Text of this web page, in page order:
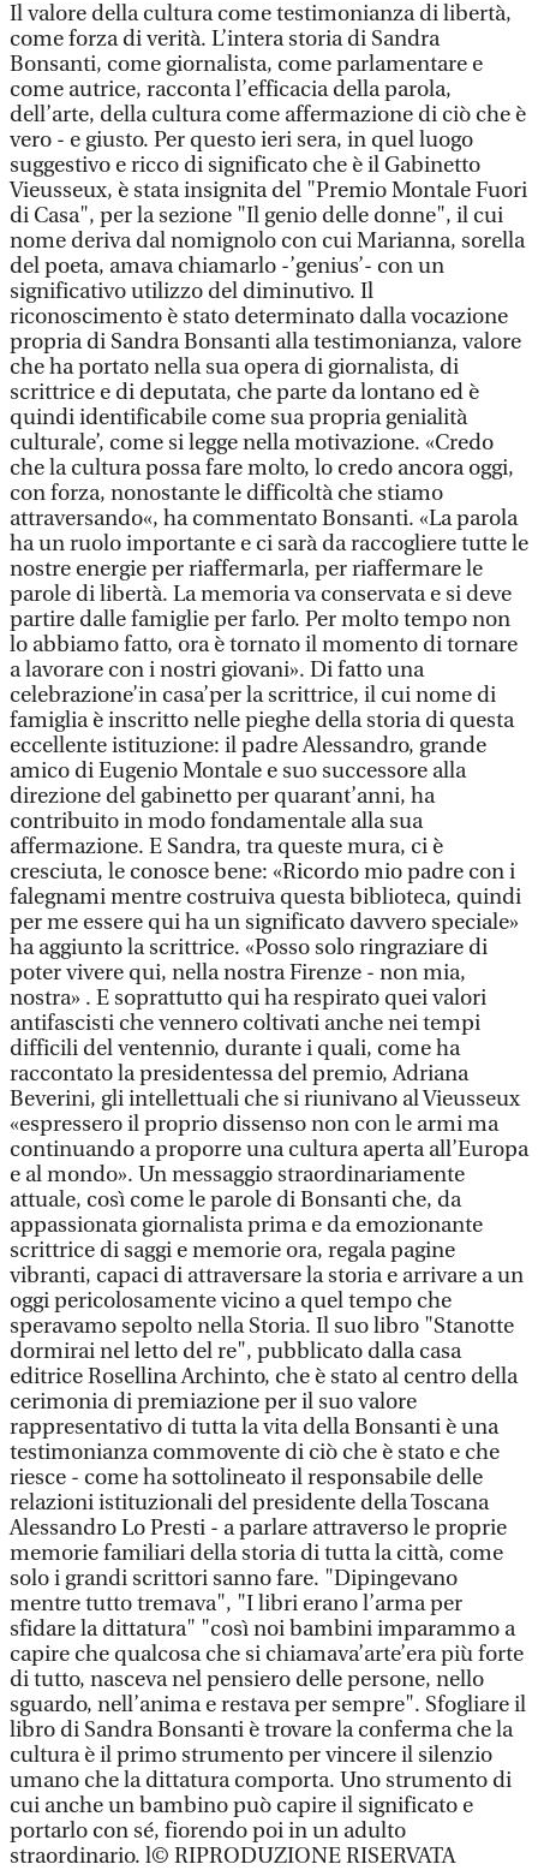
Il valore della cultura come testimonianza di libertà,
come forza di verità. L’intera storia di Sandra
Bonsanti, come giornalista, come parlamentare e
come autrice, racconta l’efficacia della parola,
dell’arte, della cultura come affermazione di ciò che è
vero - e giusto. Per questo ieri sera, in quel luogo
suggestivo e ricco di significato che è il Gabinetto
Vieusseux, è stata insignita del "Premio Montale Fuori
di Casa", per la sezione "Il genio delle donne", il cui
nome deriva dal nomignolo con cui Marianna, sorella
del poeta, amava chiamarlo -’genius’- con un
significativo utilizzo del diminutivo. Il
riconoscimento è stato determinato dalla vocazione
propria di Sandra Bonsanti alla testimonianza, valore
che ha portato nella sua opera di giornalista, di
scrittrice e di deputata, che parte da lontano ed è
quindi identificabile come sua propria genialità
culturale’, come si legge nella motivazione. «Credo
che la cultura possa fare molto, lo credo ancora oggi,
con forza, nonostante le difficoltà che stiamo
attraversando«, ha commentato Bonsanti. «La parola
ha un ruolo importante e ci sarà da raccogliere tutte le
nostre energie per riaffermarla, per riaffermare le
parole di libertà. La memoria va conservata e si deve
partire dalle famiglie per farlo. Per molto tempo non
lo abbiamo fatto, ora è tornato il momento di tornare
a lavorare con i nostri giovani». Di fatto una
celebrazione’in casa’per la scrittrice, il cui nome di
famiglia è inscritto nelle pieghe della storia di questa
eccellente istituzione: il padre Alessandro, grande
amico di Eugenio Montale e suo successore alla
direzione del gabinetto per quarant’anni, ha
contribuito in modo fondamentale alla sua
affermazione. E Sandra, tra queste mura, ci è
cresciuta, le conosce bene: «Ricordo mio padre con i
falegnami mentre costruiva questa biblioteca, quindi
per me essere qui ha un significato davvero speciale»
ha aggiunto la scrittrice. «Posso solo ringraziare di
poter vivere qui, nella nostra Firenze - non mia,
nostra» . E soprattutto qui ha respirato quei valori
antifascisti che vennero coltivati anche nei tempi
difficili del ventennio, durante i quali, come ha
raccontato la presidentessa del premio, Adriana
Beverini, gli intellettuali che si riunivano al Vieusseux
«espressero il proprio dissenso non con le armi ma
continuando a proporre una cultura aperta all’Europa
e al mondo». Un messaggio straordinariamente
attuale, così come le parole di Bonsanti che, da
appassionata giornalista prima e da emozionante
scrittrice di saggi e memorie ora, regala pagine
vibranti, capaci di attraversare la storia e arrivare a un
oggi pericolosamente vicino a quel tempo che
speravamo sepolto nella Storia. Il suo libro "Stanotte
dormirai nel letto del re", pubblicato dalla casa
editrice Rosellina Archinto, che è stato al centro della
cerimonia di premiazione per il suo valore
rappresentativo di tutta la vita della Bonsanti è una
testimonianza commovente di ciò che è stato e che
riesce - come ha sottolineato il responsabile delle
relazioni istituzionali del presidente della Toscana
Alessandro Lo Presti - a parlare attraverso le proprie
memorie familiari della storia di tutta la città, come
solo i grandi scrittori sanno fare. "Dipingevano
mentre tutto tremava", "I libri erano l’arma per
sfidare la dittatura" "così noi bambini imparammo a
capire che qualcosa che si chiamava’arte’era più forte
di tutto, nasceva nel pensiero delle persone, nello
sguardo, nell’anima e restava per sempre". Sfogliare il
libro di Sandra Bonsanti è trovare la conferma che la
cultura è il primo strumento per vincere il silenzio
umano che la dittatura comporta. Uno strumento di
cui anche un bambino può capire il significato e
portarlo con sé, fiorendo poi in un adulto
straordinario. l© RIPRODUZIONE RISERVATA